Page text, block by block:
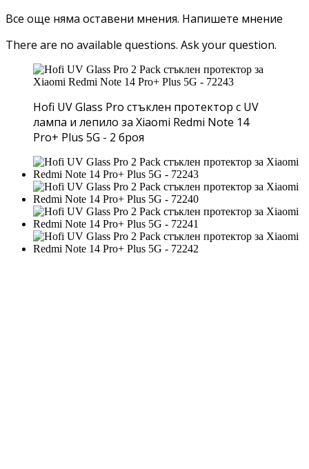
Все още няма оставени мнения. Напишете мнение
There are no available questions. Ask your question.
Hofi UV Glass Pro стъклен протектор с UV
лампа и лепило за Xiaomi Redmi Note 14
Pro+ Plus 5G - 2 броя